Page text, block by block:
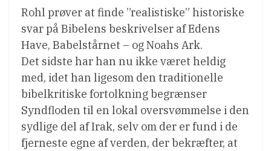
Rohl prøver at finde ”realistiske” historiske
svar på Bibelens beskrivelser af Edens
Have, Babelstårnet – og Noahs Ark.
Det sidste har han nu ikke været heldig
med, idet han ligesom den traditionelle
bibelkritiske fortolkning begrænser
Syndfloden til en lokal oversvømmelse i den
sydlige del af Irak, selv om der er fund i de
fjerneste egne af verden, der bekræfter, at